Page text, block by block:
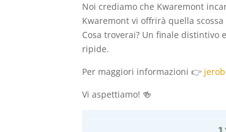
Noi crediamo che Kwaremont
Kwaremont vi offrirà quella
Cosa troverai? Un finale
ripide.
Per maggiori informazioni 👉
Vi aspettiamo! 🍻